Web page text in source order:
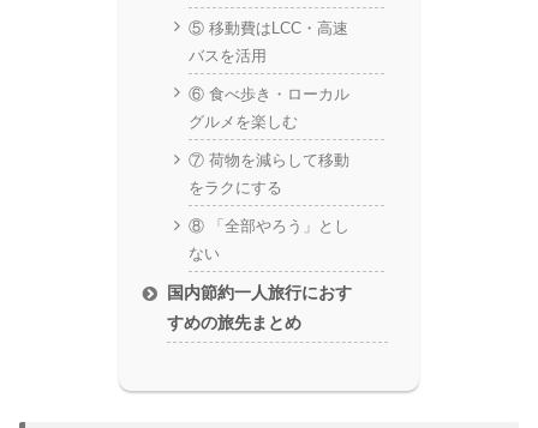
⑤ 移動費はLCC・高速
バスを活用
⑥ 食べ歩き・ローカル
グルメを楽しむ
⑦ 荷物を減らして移動
をラクにする
⑧ 「全部やろう」とし
ない
国内節約一人旅行におす
すめの旅先まとめ